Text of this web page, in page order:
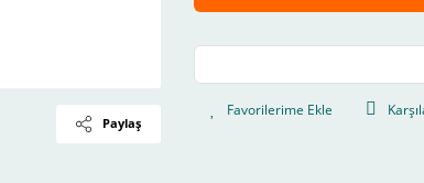
Paylaş